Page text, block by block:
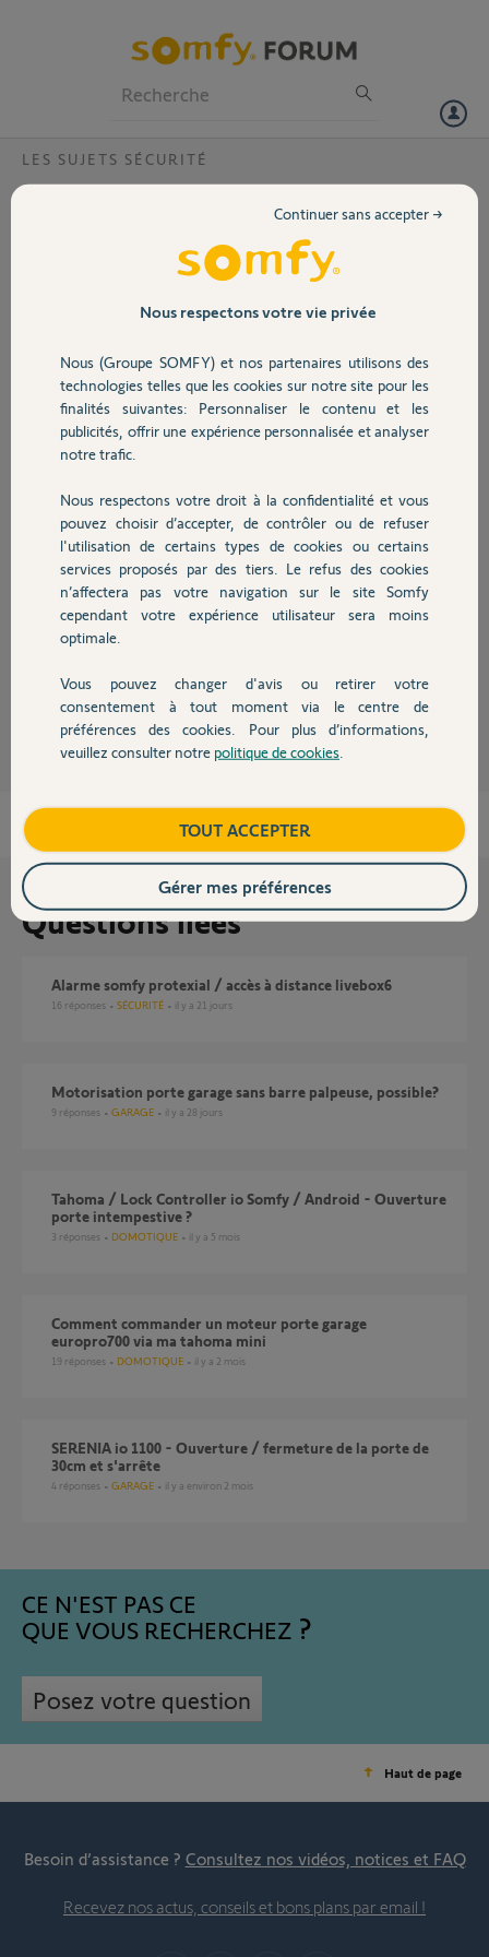
Volet
Sécurité
Domotique
Chauffage
Autres produits
Devis avec un pro
Contact
LES SUJETS SÉCURITÉ
Bonjour, Comment ouvre t on les ports sur
Bonjour, j'ai besoin d'ouvrir les ports 80 et 443 et ne sais pas
comment procéder avec une live box 6 d'orange.
Merci de m'indiquer une procédure .
louis L.
Participer au fil de discussion
Réponses
Bonjour
Regardez le tuto de la Livebox 5 ça doit y ressembler
https://somfy.engagement.dimelo.com/files/attachments/b9f...
Questions liées
alarme somfy protexial / accès à distance livebox6
16 réponses SÉCURITÉ il y a 21 jours
Motorisation porte garage sans barre palpeuse, possible?
9 réponses GARAGE il y a 28 jours
Tahoma / Lock Controller io Somfy / Android - Ouverture
porte intempestive ?
3 réponses DOMOTIQUE il y a 5 mois
Comment commander un moteur porte garage
europro700 via ma tahoma mini
19 réponses DOMOTIQUE il y a 2 mois
SERENIA io 1100 - Ouverture / fermeture de la porte de
30cm et s'arrête
4 réponses GARAGE il y a environ 2 mois
CE N'EST PAS CE
QUE VOUS RECHERCHEZ
Posez votre question
Haut de page
Besoin d’assistance ? Consultez nos vidéos, notices et FAQ
Recevez nos actus, conseils et bons plans par email !
Nous respectons votre vie privée
Nous (Groupe SOMFY) et nos partenaires utilisons des
technologies telles que les cookies sur notre site pour les
finalités suivantes: Personnaliser le contenu et les
publicités, offrir une expérience personnalisée et analyser
notre trafic.
Nous respectons votre droit à la confidentialité et vous
pouvez choisir d’accepter, de contrôler ou de refuser
l'utilisation de certains types de cookies ou certains
services proposés par des tiers. Le refus des cookies
n’affectera pas votre navigation sur le site Somfy
cependant votre expérience utilisateur sera moins
optimale.
Vous pouvez changer d'avis ou retirer votre
consentement à tout moment via le centre de
préférences des cookies. Pour plus d’informations,
veuillez consulter notre politique de cookies
Continuer sans accepter →
TOUT ACCEPTER
Gérer mes préférences